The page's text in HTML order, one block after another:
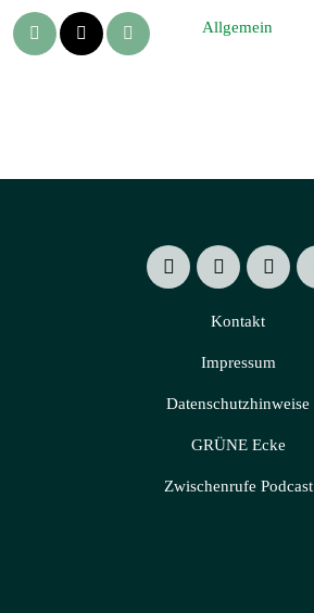
Allgemein
Kontakt
Impressum
Datenschutzhinweise
GRÜNE Ecke
Zwischenrufe Podcast